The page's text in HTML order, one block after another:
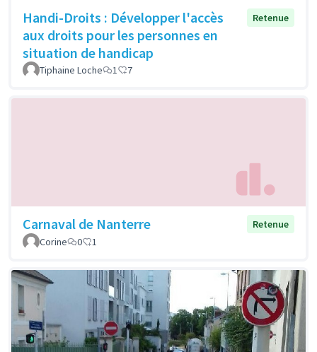
Handi-Droits : Développer l'accès
aux droits pour les personnes en
situation de handicap
Retenue
Tiphaine Loche 1 7
Carnaval de Nanterre
Retenue
Corine
0 1